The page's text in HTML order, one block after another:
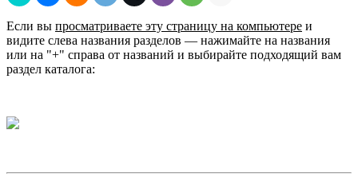
Если вы просматриваете эту страницу на компьютере и
видите слева названия разделов — нажимайте на названия
или на "+" справа от названий и выбирайте подходящий вам
раздел каталога: